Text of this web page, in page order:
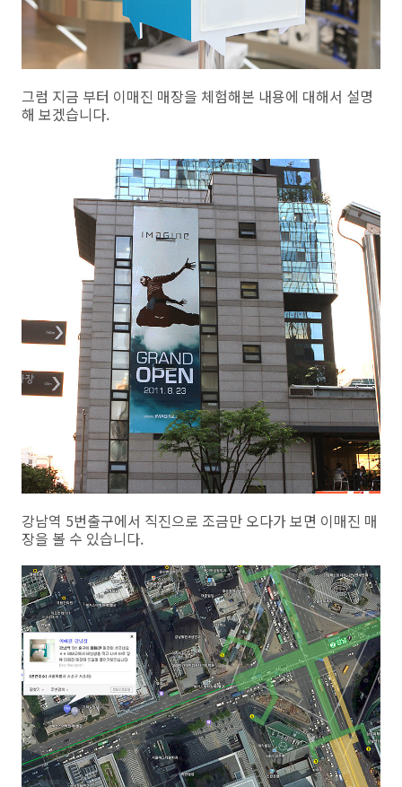
그럼 지금 부터 이매진 매장을 체험해본 내용에 대해서 설명
해 보겠습니다.
강남역 5번출구에서 직진으로 조금만 오다가 보면 이매진 매
장을 볼 수 있습니다.